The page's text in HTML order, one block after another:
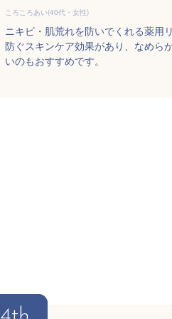
ころころあい(40代・女性)
ニキビ・肌荒れを防いでくれる薬用
防ぐスキンケア効果があり、なめら
いのもおすすめです。